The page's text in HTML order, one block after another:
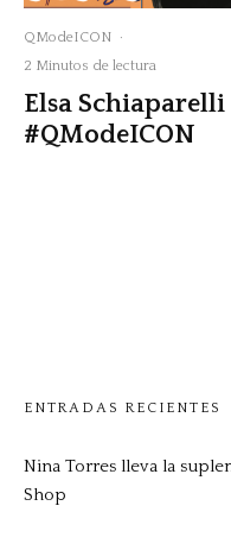
QModeICON
·
2 Minutos de lectura
Elsa Schiaparelli
#QModeICON
ENTRADAS RECIENTES
Nina Torres lleva la
Shop